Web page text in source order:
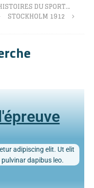
DU SPORT…
STOCKHOLM 1912
adipiscing elit. Ut elit
dapibus leo.